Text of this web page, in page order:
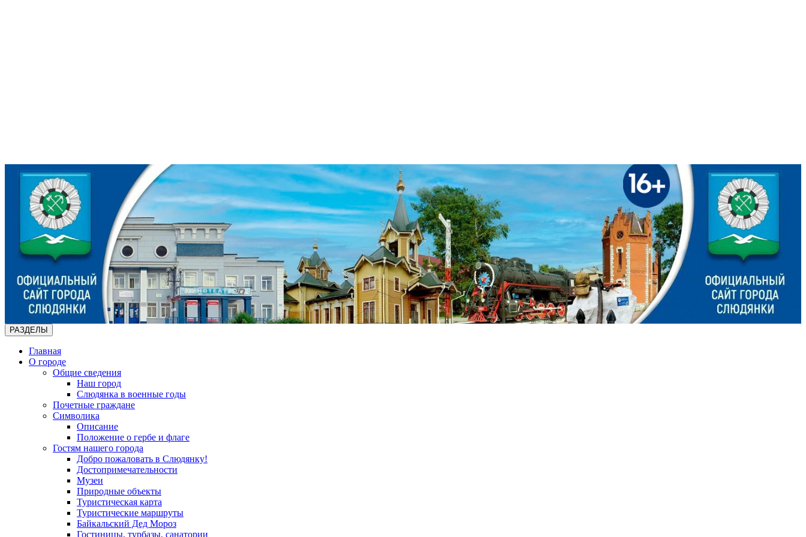
РАЗДЕЛЫ
Главная
О городе
Общие сведения
Наш город
Слюдянка в военные годы
Почетные граждане
Символика
Описание
Положение о гербе и флаге
Гостям нашего города
Добро пожаловать в Слюдянку!
Достопримечательности
Музеи
Природные объекты
Туристическая карта
Туристические маршруты
Байкальский Дед Мороз
Гостиницы, турбазы, санатории